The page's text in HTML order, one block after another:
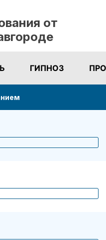
учете нигде не
уже прошел,
отказался от
Спасибо!
от
ГИПНОЗ